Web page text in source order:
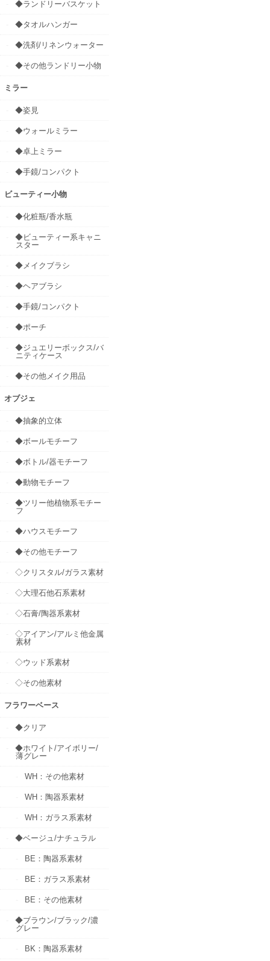
◆ランドリーバスケット
◆タオルハンガー
◆洗剤/リネンウォーター
◆その他ランドリー小物
ミラー
◆姿見
◆ウォールミラー
◆卓上ミラー
◆手鏡/コンパクト
ビューティー小物
◆化粧瓶/香水瓶
◆ビューティー系キャニ
スター
◆メイクブラシ
◆ヘアブラシ
◆手鏡/コンパクト
◆ポーチ
◆ジュエリーボックス/バ
ニティケース
◆その他メイク用品
オブジェ
◆抽象的立体
◆ボールモチーフ
◆ボトル/器モチーフ
◆動物モチーフ
◆ツリー他植物系モチー
フ
◆ハウスモチーフ
◆その他モチーフ
◇クリスタル/ガラス素材
◇大理石他石系素材
◇石膏/陶器系素材
◇アイアン/アルミ他金属
素材
◇ウッド系素材
◇その他素材
フラワーベース
◆クリア
◆ホワイト/アイボリー/
薄グレー
WH：その他素材
WH：陶器系素材
WH：ガラス系素材
◆ベージュ/ナチュラル
BE：陶器系素材
BE：ガラス系素材
BE：その他素材
◆ブラウン/ブラック/濃
グレー
BK：陶器系素材